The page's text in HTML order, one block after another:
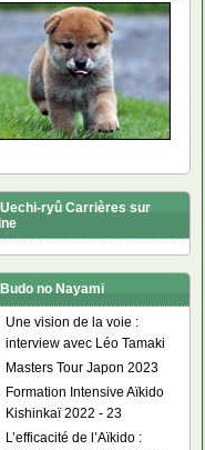
Uechi-ryû Carrières sur
Budo no Nayami
Une vision de la voie :
interview avec Léo Tamaki
Masters Tour Japon 2023
Formation Intensive Aïkido
Kishinkaï 2022 - 23
L’efficacité de l’Aïkido :